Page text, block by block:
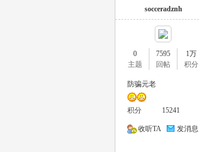
socceradznh
0
主题
7595
回帖
1万
积分
防骗元老
积分 15241
收听TA 发消息